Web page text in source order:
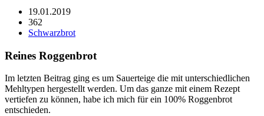
19.01.2019
362
Schwarzbrot
Reines Roggenbrot
Im letzten Beitrag ging es um Sauerteige die mit unterschiedlichen
Mehltypen hergestellt werden. Um das ganze mit einem Rezept
vertiefen zu können, habe ich mich für ein 100% Roggenbrot
entschieden.